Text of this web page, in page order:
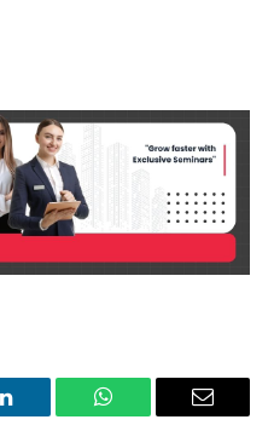
LinkedIn WhatsApp Email